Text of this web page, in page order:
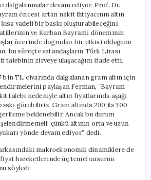
Altın
Fiyatlarında
Düşüş
Bekleniyor”
için
dalgalanmalar devam ediyor. Prof. Dr.
öncesi artan nakit ihtiyacının altın
vadeli bir baskı oluşturabileceğini
ve Kurban Bayramı döneminin
üzerinde doğrudan bir etkisi olduğunu
bu süreçte vatandaşların Türk Lirası
talebinin zirveye ulaşacağını ifade etti.
bin TL civarında dalgalanan gram altın için
paylaşan Ferman, “Bayram
talebi nedeniyle altın fiyatlarında aşağı
görebiliriz. Gram altında 200 ila 300
beklenebilir. Ancak bu durum
çünkü altının orta ve uzun
yönde devam ediyor.” dedi.
makroekonomik dinamiklere de
hareketlerinde üç temel unsurun
söyledi: